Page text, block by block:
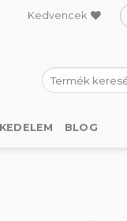
Kedvencek
Keresés
a
BLOG